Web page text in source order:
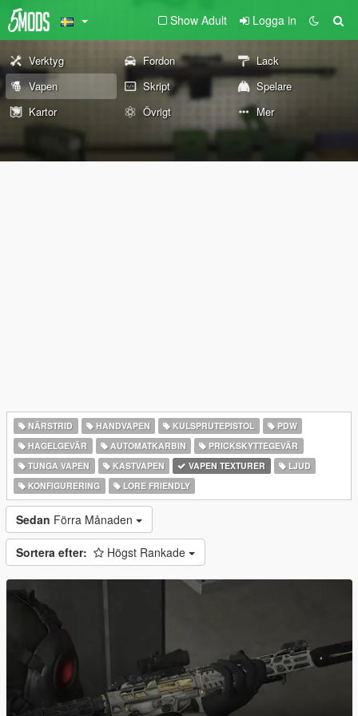
Show Adult Logga in
Verktyg Fordon
Lack
Vapen
Skript
Spelare
Kartor
Övrigt Mer
NÄRSTRID HANDVAPEN KULSPRUTEPISTOL
PDW
HAGELGEVÄR
AUTOMATKARBIN
PRICKSKYTTEGEVÄR
TUNGA VAPEN
KASTVAPEN VAPEN TEXTURER
LJUD
KONFIGURERING
LORE FRIENDLY
Sedan Förra Månaden
Sortera efter: Högst Rankade